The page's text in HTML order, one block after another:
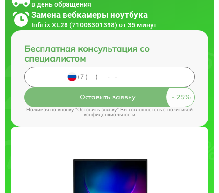
в день обращения
Замена вебкамеры ноутбука
Infinix XL28 (71008301398) от 35 минут
Бесплатная консультация со
специалистом
Оставить заявку
Нажимая на кнопку "Оставить заявку" Вы соглашаетесь cполитикой
конфиденциальности